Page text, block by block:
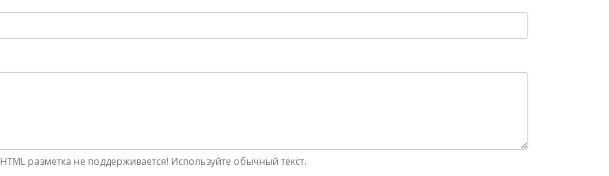
HTML разметка не поддерживается! Используйте обычный текст.